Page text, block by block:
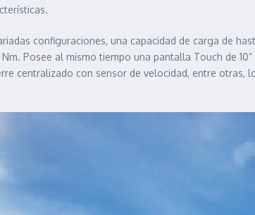
configuraciones, una capacidad de carga de
Posee al mismo tiempo una pantalla Touch de
centralizado con sensor de velocidad, entre otras,